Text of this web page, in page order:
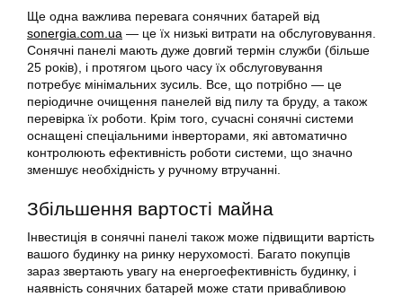
Ще одна важлива перевага сонячних батарей від
sonergia.com.ua — це їх низькі витрати на обслуговування.
Сонячні панелі мають дуже довгий термін служби (більше
25 років), і протягом цього часу їх обслуговування
потребує мінімальних зусиль. Все, що потрібно — це
періодичне очищення панелей від пилу та бруду, а також
перевірка їх роботи. Крім того, сучасні сонячні системи
оснащені спеціальними інверторами, які автоматично
контролюють ефективність роботи системи, що значно
зменшує необхідність у ручному втручанні.
Збільшення вартості майна
Інвестиція в сонячні панелі також може підвищити вартість
вашого будинку на ринку нерухомості. Багато покупців
зараз звертають увагу на енергоефективність будинку, і
наявність сонячних батарей може стати привабливою